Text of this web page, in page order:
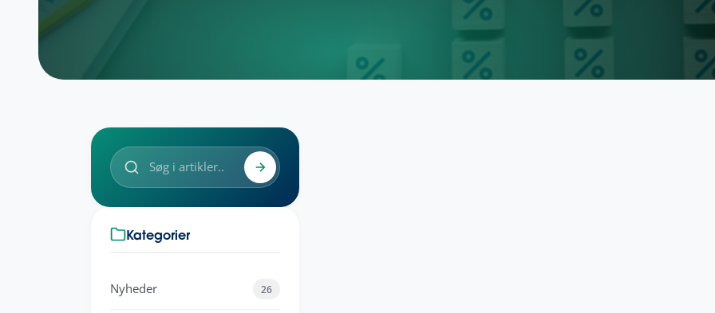
Udgivet: 17. december 2023 kl. 12:00
Kategorier
Nyheder 26